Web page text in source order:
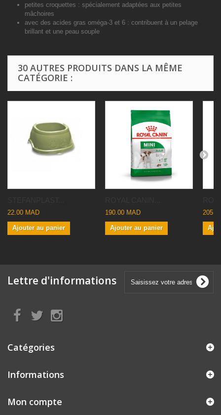
petites croquettes : spécialement adaptées aux petites
mâchoires
avec des acides gras oméga-3 et 6 : contribuent à un pelage
brillant et une peau souple
30 AUTRES PRODUITS DANS LA MÊME
CATÉGORIE :
22.00 MAD
Ajouter au panier
190.00 MAD
Ajouter au panier
Lettre d'informations
Catégories
Informations
Mon compte